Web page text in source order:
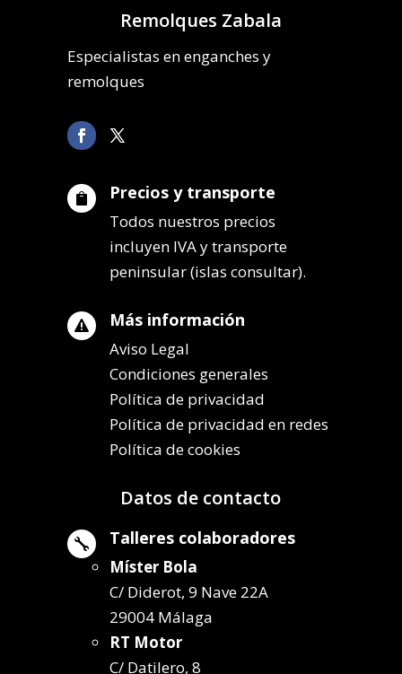
Remolques Zabala
Especialistas en enganches y
remolques
 Precios y transporte
Todos nuestros precios
incluyen IVA y transporte
peninsular (islas consultar).
 Más información
Aviso Legal
Condiciones generales
Política de privacidad
Política de privacidad en redes
Política de cookies
Datos de contacto
 Talleres colaboradores
Míster Bola
C/ Diderot, 9 Nave 22A
29004 Málaga
RT Motor
C/ Datilero, 8